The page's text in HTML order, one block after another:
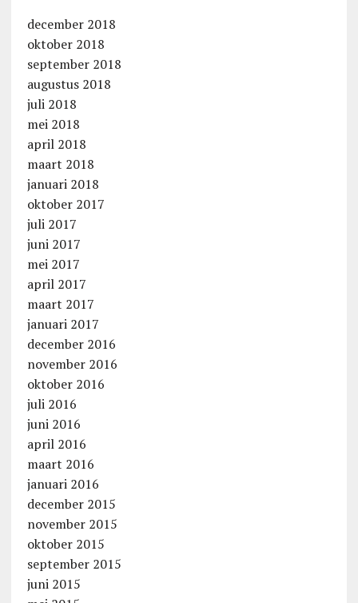
december 2018
oktober 2018
september 2018
augustus 2018
juli 2018
mei 2018
april 2018
maart 2018
januari 2018
oktober 2017
juli 2017
juni 2017
mei 2017
april 2017
maart 2017
januari 2017
december 2016
november 2016
oktober 2016
juli 2016
juni 2016
april 2016
maart 2016
januari 2016
december 2015
november 2015
oktober 2015
september 2015
juni 2015